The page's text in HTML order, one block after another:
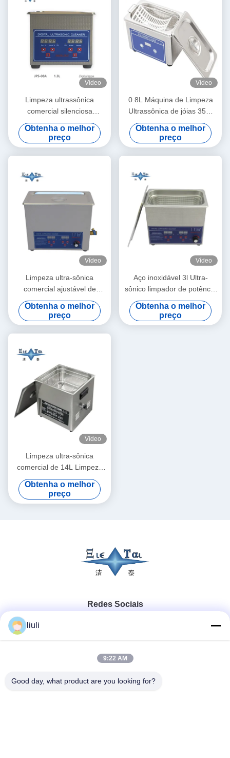
Vídeo
Limpeza ultrassônica
comercial silenciosa
Máquina de limpeza
ultrassônica digital de 1.3L
60W com cronometragem
de várias engrenagens
Obtenha o melhor
preço
Vídeo
0.8L Máquina de Limpeza
Ultrassônica de jóias 35W
Óculos Limpador
Ultrassônico
Obtenha o melhor
preço
Vídeo
Limpeza ultra-sônica
comercial ajustável de
potência 6L Limpezas ultra-
sônicas digitais 70W - 180W
Obtenha o melhor
preço
Vídeo
Aço inoxidável 3l Ultra-
sônico limpador de potência
ajustável pequenos ultra-
sônicos limpadores
inteligentes
Obtenha o melhor
preço
Vídeo
Limpeza ultra-sônica
comercial de 14L Limpeza
ultra-sônica inteligente de
120W - 300W
Obtenha o melhor
preço
Redes Sociais
86-13823313140
liuli
9:22 AM
Good day, what product are you looking for?